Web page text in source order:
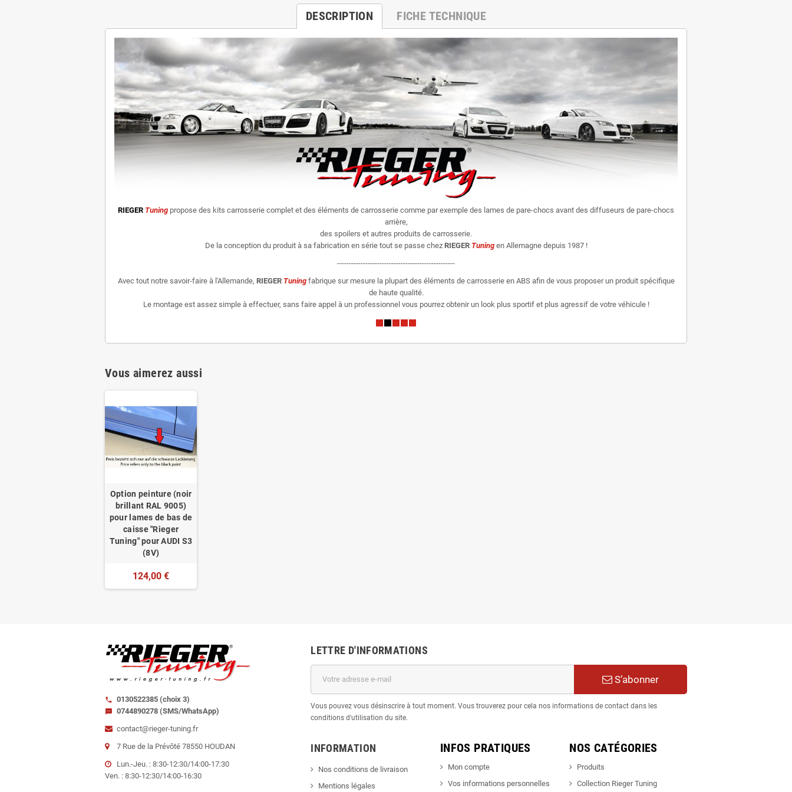
DESCRIPTION FICHE TECHNIQUE
RIEGER Tuning propose des kits carrosserie complet et des éléments de carrosserie comme par exemple des lames de pare-chocs avant des diffuseurs de pare-chocs
arrière,
des spoilers et autres produits de carrosserie.
De la conception du produit à sa fabrication en série tout se passe chez RIEGER Tuningen Allemagne depuis 1987 !
--------------------------------------------------
Avec tout notre savoir-faire à l'Allemande, RIEGER Tuning fabrique sur mesure la plupart des éléments de carrosserie en ABS afin de vous proposer un produit spécifique
de haute qualité.
Le montage est assez simple à effectuer, sans faire appel à un professionnel vous pourrez obtenir un look plus sportif et plus agressif de votre véhicule !
Vous aimerez aussi
Option peinture (noir
brillant RAL 9005)
pour lames de bas de
caisse "Rieger
Tuning" pour AUDI S3
(8V)
124,00 €
call 0130522385 (choix 3)
sms
0744890278 (SMS/WhatsApp)
contact@rieger-tuning.fr
7 Rue de la Prévôté 78550 HOUDAN
Lun.-Jeu. : 8:30-12:30/14:00-17:30
Ven. : 8:30-12:30/14:00-16:30
LETTRE D'INFORMATIONS
S’abonner
Vous pouvez vous désinscrire à tout moment. Vous trouverez pour cela nos informations de contact dans les
conditions d'utilisation du site.
INFORMATION
Nos conditions de livraison
Mentions légales
INFOS PRATIQUES
Mon compte
Vos informations personnelles
NOS CATÉGORIES
Produits
Collection Rieger Tuning